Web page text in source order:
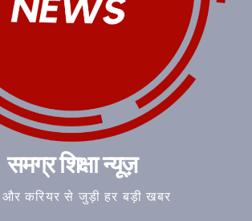
समग्र शिक्षा न्यूज़
और करियर से जुड़ी हर बड़ी खबर